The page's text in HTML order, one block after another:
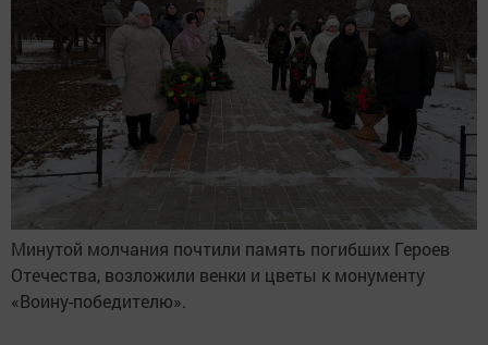
Минутой молчания почтили память погибших Героев
Отечества, возложили венки и цветы к монументу
«Воину-победителю».